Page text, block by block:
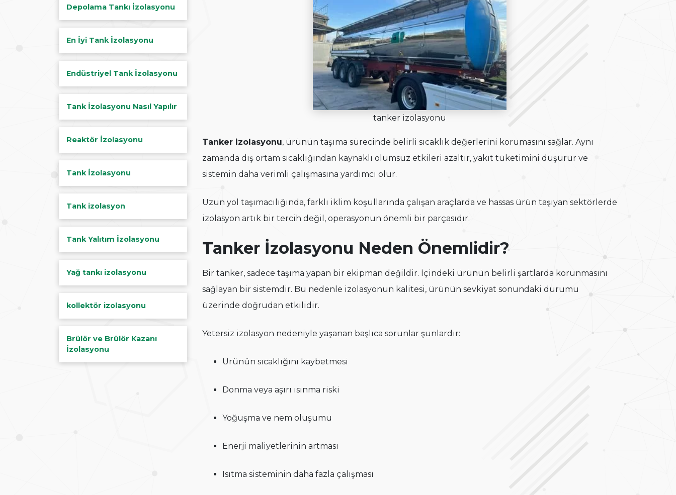
Depolama Tankı İzolasyonu
En İyi Tank İzolasyonu
Endüstriyel Tank İzolasyonu
Tank İzolasyonu Nasıl Yapılır
Reaktör İzolasyonu
Tank İzolasyonu
Tank izolasyon
Tank Yalıtım İzolasyonu
Yağ tankı izolasyonu
kollektör izolasyonu
Brülör ve Brülör Kazanı
İzolasyonu
tanker izolasyonu
Tanker izolasyonu, ürünün taşıma sürecinde belirli sıcaklık değerlerini korumasını sağlar. Aynı
zamanda dış ortam sıcaklığından kaynaklı olumsuz etkileri azaltır, yakıt tüketimini düşürür ve
sistemin daha verimli çalışmasına yardımcı olur.
Uzun yol taşımacılığında, farklı iklim koşullarında çalışan araçlarda ve hassas ürün taşıyan sektörlerde
izolasyon artık bir tercih değil, operasyonun önemli bir parçasıdır.
Tanker İzolasyonu Neden Önemlidir?
Bir tanker, sadece taşıma yapan bir ekipman değildir. İçindeki ürünün belirli şartlarda korunmasını
sağlayan bir sistemdir. Bu nedenle izolasyonun kalitesi, ürünün sevkiyat sonundaki durumu
üzerinde doğrudan etkilidir.
Yetersiz izolasyon nedeniyle yaşanan başlıca sorunlar şunlardır:
Ürünün sıcaklığını kaybetmesi
Donma veya aşırı ısınma riski
Yoğuşma ve nem oluşumu
Enerji maliyetlerinin artması
Isıtma sisteminin daha fazla çalışması